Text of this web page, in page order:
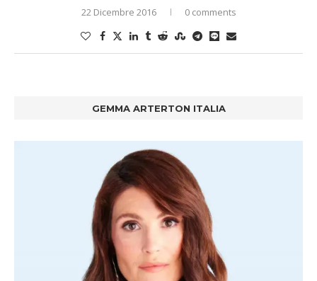
22 Dicembre 2016 0 comments
GEMMA ARTERTON ITALIA